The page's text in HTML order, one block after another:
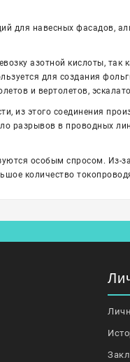
для навесных фасадов,
азотной кислоты, так
для создания
и вертолетов,
из этого соединения
разрывов в проводных
особым спросом. Из-
количество